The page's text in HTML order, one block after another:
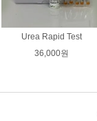
Urea Rapid Test
36,000원